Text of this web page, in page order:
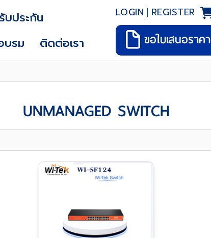
บประกัน
บรม ติดต่อเรา
LOGIN | REGISTER
ขอใบเสนอราคา
UNMANAGED SWITCH